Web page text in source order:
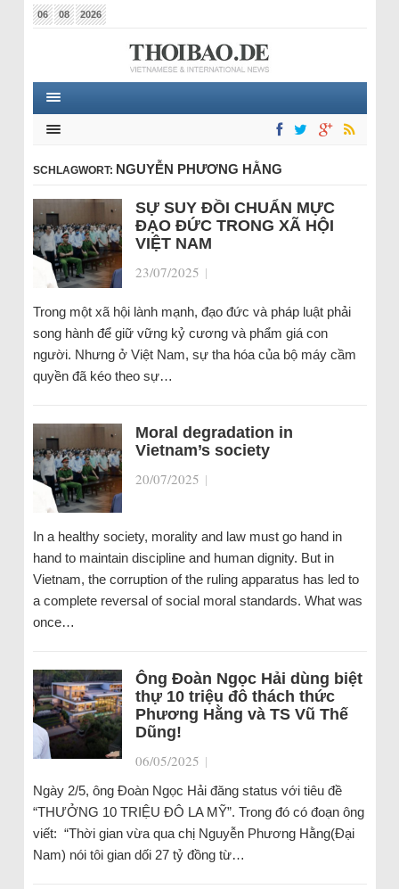
06 08 2026
SCHLAGWORT: NGUYỄN PHƯƠNG HẰNG
SỰ SUY ĐỒI CHUẨN MỰC
ĐẠO ĐỨC TRONG XÃ HỘI
VIỆT NAM
23/07/2025 |
Trong một xã hội lành mạnh, đạo đức và pháp luật phải
song hành để giữ vững kỷ cương và phẩm giá con
người. Nhưng ở Việt Nam, sự tha hóa của bộ máy cầm
quyền đã kéo theo sự…
Moral degradation in
Vietnam’s society
20/07/2025 |
In a healthy society, morality and law must go hand in
hand to maintain discipline and human dignity. But in
Vietnam, the corruption of the ruling apparatus has led to
a complete reversal of social moral standards. What was
once…
Ông Đoàn Ngọc Hải dùng biệt
thự 10 triệu đô thách thức
Phương Hằng và TS Vũ Thế
Dũng!
06/05/2025 |
Ngày 2/5, ông Đoàn Ngọc Hải đăng status với tiêu đề
“THƯỞNG 10 TRIỆU ĐÔ LA MỸ”. Trong đó có đoạn ông
viết: “Thời gian vừa qua chị Nguyễn Phương Hằng(Đại
Nam) nói tôi gian dối 27 tỷ đồng từ…